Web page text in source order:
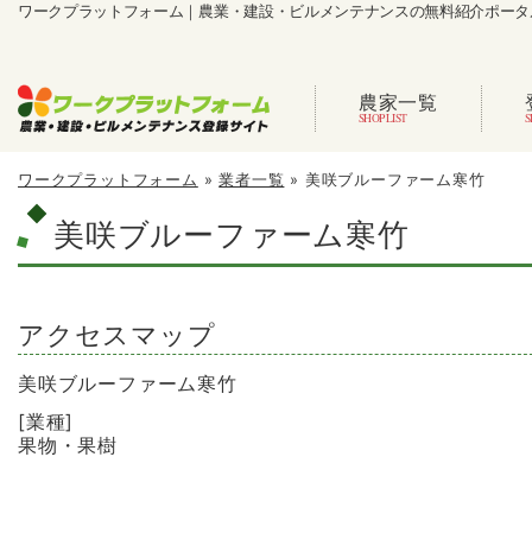
ワークプラットフォーム｜農業・建設・ビルメンテナンスの無料紹介ポー
農家一覧
ワークプラットフォーム »業者一覧 » 美咲ブルーファーム寒竹
美咲ブルーファーム寒竹
アクセスマップ
美咲ブルーファーム寒竹
[業種]
果物・果樹